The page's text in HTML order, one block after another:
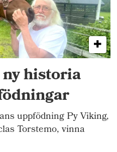
historia
uppfödning Py Viking,
Torstemo, vinna